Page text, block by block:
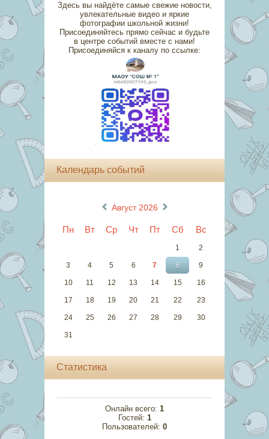
Здесь вы найдёте самые свежие новости,
увлекательные видео и яркие
фотографии школьной жизни!
Присоединяйтесь прямо сейчас и будьте
в центре событий вместе с нами!
Присоединяйся к каналу по ссылке:
Календарь событий
« Август 2026 »
Пн Вт Ср Чт Пт Сб Вс
1 2
3 4 5 6 7 8 9
10 11 12 13 14 15 16
17 18 19 20 21 22 23
24 25 26 27 28 29 30
31
Статистика
Онлайн всего: 1
Гостей: 1
Пользователей: 0